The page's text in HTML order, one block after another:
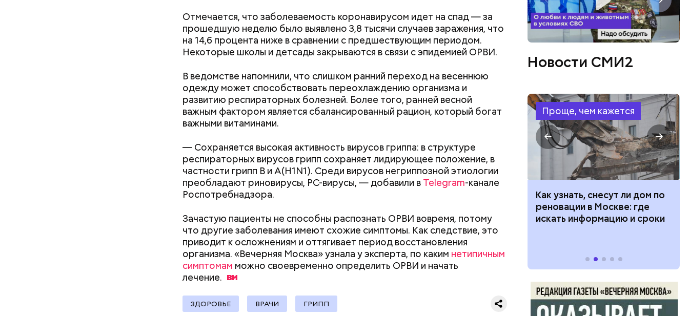
Отмечается, что заболеваемость коронавирусом идет на спад — за
прошедшую неделю было выявлено 3,8 тысячи случаев заражения, что
на 14,6 процента ниже в сравнении с предшествующим периодом.
Некоторые школы и детсады закрываются в связи с эпидемией ОРВИ.
В ведомстве напомнили, что слишком ранний переход на весеннюю
одежду может способствовать переохлаждению организма и
развитию респираторных болезней. Более того, ранней весной
важным фактором является сбалансированный рацион, который богат
важными витаминами.
— Сохраняется высокая активность вирусов гриппа: в структуре
респираторных вирусов грипп сохраняет лидирующее положение, в
частности грипп B и A(H1N1). Среди вирусов негриппозной этиологии
преобладают риновирусы, РС-вирусы, — добавили в Telegram-канале
Роспотребнадзора.
Зачастую пациенты не способны распознать ОРВИ вовремя, потому
что другие заболевания имеют схожие симптомы. Как следствие, это
приводит к осложнениям и оттягивает период восстановления
организма. «Вечерняя Москва» узнала у эксперта, по каким нетипичным
симптомам можно своевременно определить ОРВИ и начать
лечение.
ЗДОРОВЬЕ ВРАЧИ ГРИПП
кабачок;
чеснок;
оливковое масло;
соль.
Вред дыни
Фото: Shutterstock
Новости СМИ2
Проще, чем кажется
Как поменять батареи дома и
трудной ситуации: кто может
претендовать и какие нужны
документы
Как узнать, снесут ли дом по
реновации в Москве: где
искать информацию и сроки